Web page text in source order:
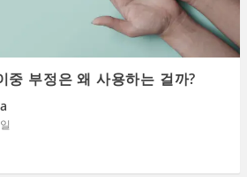
부정은 왜 사용하는 걸까?